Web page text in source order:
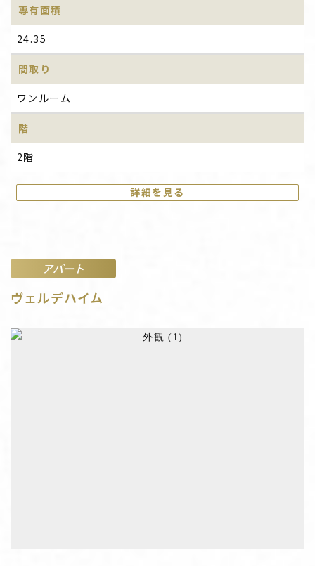
専有面積
24.35
間取り
ワンルーム
階
2階
詳細を見る
アパート
ヴェルデハイム